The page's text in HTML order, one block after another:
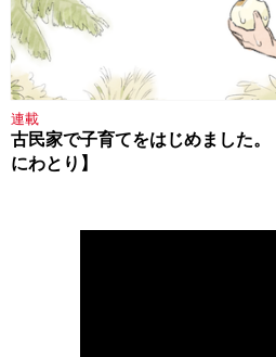
連載
古民家で子育てをはじめました
にわとり】